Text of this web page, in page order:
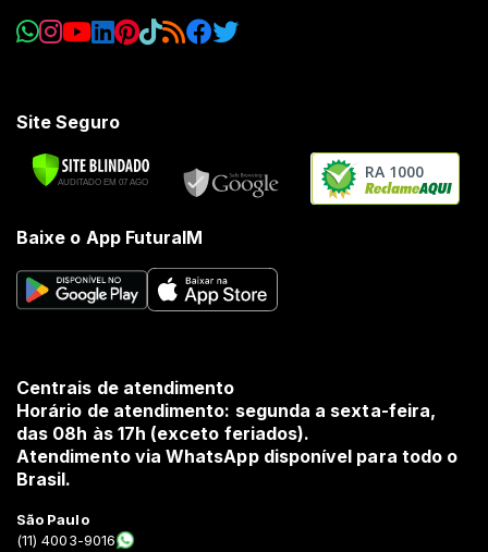
Site Seguro
RA 1000
Baixe o App FuturaIM
Centrais de atendimento
Horário de atendimento: segunda a sexta-feira,
das 08h às 17h (exceto feriados).
Atendimento via WhatsApp disponível para todo o
Brasil.
São Paulo
(11) 4003-9016